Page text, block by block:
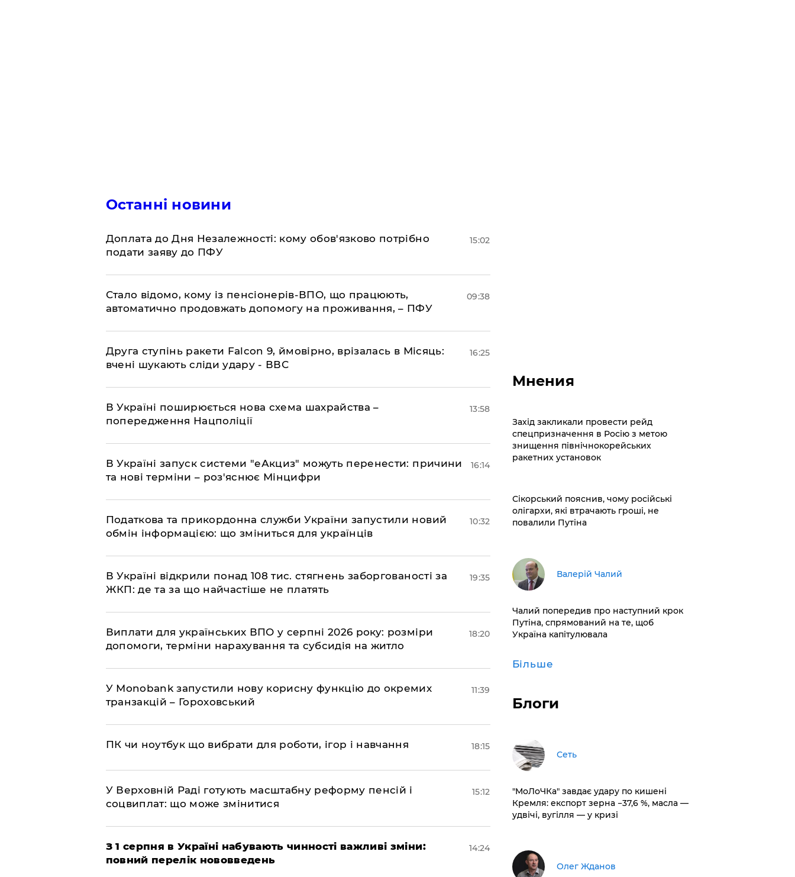
Останні новини
Доплата до Дня Незалежності: кому обов'язково потрібно
подати заяву до ПФУ
15:02
Стало відомо, кому із пенсіонерів-ВПО, що працюють,
автоматично продовжать допомогу на проживання, – ПФУ
09:38
​Друга ступінь ракети Falcon 9, ймовірно, врізалась в Місяць:
вчені шукають сліди удару - ВВС
16:25
В Україні поширюється нова схема шахрайства –
попередження Нацполіції
13:58
​В Україні запуск системи "еАкциз" можуть перенести: причини
та нові терміни – роз'яснює Мінцифри
16:14
Податкова та прикордонна служби України запустили новий
обмін інформацією: що зміниться для українців
10:32
В Україні відкрили понад 108 тис. стягнень заборгованості за
ЖКП: де та за що найчастіше не платять
19:35
Виплати для українських ВПО у серпні 2026 року: розміри
допомоги, терміни нарахування та субсидія на житло
18:20
У Мonobank запустили нову корисну функцію до окремих
транзакцій – Гороховський
11:39
ПК чи ноутбук що вибрати для роботи, ігор і навчання 18:15
У Верховній Раді готують масштабну реформу пенсій і
соцвиплат: що може змінитися
15:12
З 1 серпня в Україні набувають чинності важливі зміни:
повний перелік нововведень
14:24
Мнения
​Захід закликали провести рейд
спецпризначення в Росію з метою
знищення північнокорейських
ракетних установок
​Сікорський пояснив, чому російські
олігархи, які втрачають гроші, не
повалили Путіна
Валерій Чалий
​Чалий попередив про наступний крок
Путіна, спрямований на те, щоб
Україна капітулювала
Більше
Блоги
Сеть
​"МоЛоЧКа" завдає удару по кишені
Кремля: експорт зерна −37,6 %, масла —
удвічі, вугілля — у кризі
Олег Жданов